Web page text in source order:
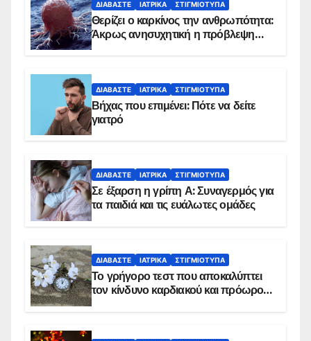
ΔΙΑΒΆΣΤΕ ΙΑΤΡΙΚΆ ΣΤΙΓΜΙΌΤΥΠΑ
Θερίζει ο καρκίνος την ανθρωπότητα:
Άκρως ανησυχητική η πρόβλεψη…
ΔΙΑΒΆΣΤΕ ΙΑΤΡΙΚΆ ΣΤΙΓΜΙΌΤΥΠΑ
Βήχας που επιμένει: Πότε να δείτε
γιατρό
ΔΙΑΒΆΣΤΕ ΙΑΤΡΙΚΆ ΣΤΙΓΜΙΌΤΥΠΑ
Σε έξαρση η γρίπη Α: Συναγερμός για
τα παιδιά και τις ευάλωτες ομάδες
ΔΙΑΒΆΣΤΕ ΙΑΤΡΙΚΆ ΣΤΙΓΜΙΌΤΥΠΑ
Το γρήγορο τεστ που αποκαλύπτει
τον κίνδυνο καρδιακού και πρόωρου